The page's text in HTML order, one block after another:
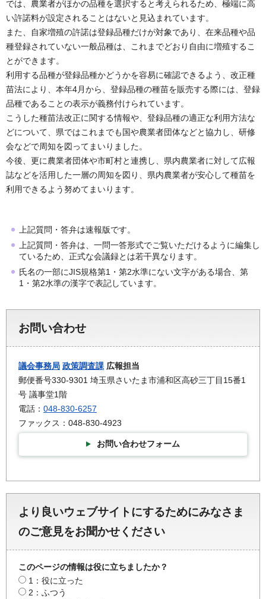
では、農業者がほかの品種を選択すると考えられるため、極端に高
い許諾料が設定されることはないと見込まれています。
また、自家増殖の許諾は登録品種だけが対象であり、在来品種や品
種登録されていない一般品種は、これまでどおり自由に増殖するこ
とができます。
利用する品種が登録品種かどうかを容易に確認できるよう、改正種
苗法により、本年4月から、登録品種の種苗を販売する際には、登録
品種であることの表示が義務付けられています。
こうした種苗法改正に関する情報や、登録品種の適正な利用方法な
どについて、県ではこれまでも国や農業者団体などと協力し、研修
会などで周知を図ってまいりました。
今後、更に農業者団体や市町村と連携し、県内農業者に対して広報
誌などを活用した一層の周知を図り、県内農業者が安心して種苗を
利用できるよう努めてまいります。
上記質問・答弁は速報版です。
上記質問・答弁は、一問一答形式でご覧いただけるように編集し
ているため、正式な会議録とは若干異なります。
氏名の一部にJIS規格第1・第2水準にない文字がある場合、第
1・第2水準の漢字で表記しています。
お問い合わせ
議会事務局 政策調査課 広報担当
郵便番号330-9301 埼玉県さいたま市浦和区高砂三丁目15番1
号 議事堂1階
電話： 048-830-6257
ファックス：048-830-4923
お問い合わせフォーム
より良いウェブサイトにするためにみなさま
のご意見をお聞かせください
このページの情報は役に立ちましたか？
1：役に立った
2：ふつう